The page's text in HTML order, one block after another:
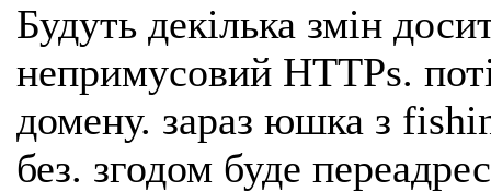
Будуть декілька змін
непримусовий HTTPs.
домену. зараз юшка з
без. згодом буде